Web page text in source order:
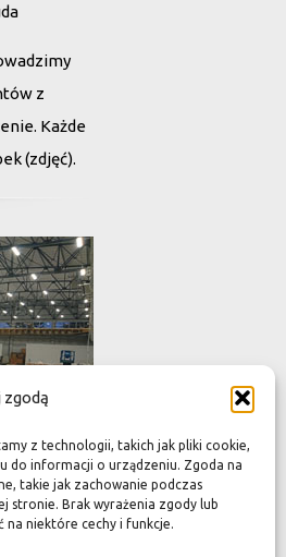
zgodą
z technologii, takich jak pliki cookie,
do informacji o urządzeniu. Zgoda na
takie jak zachowanie podczas
stronie. Brak wyrażenia zgody lub
na niektóre cechy i funkcje.
z
Każde
(zdjęć).
i